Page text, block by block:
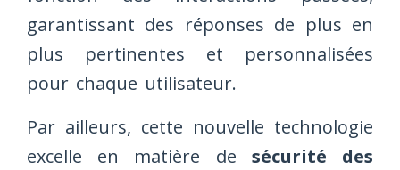
garantissant des réponses de plus en
plus pertinentes et personnalisées
pour chaque utilisateur.
Par ailleurs, cette nouvelle technologie
excelle en matière de sécurité des